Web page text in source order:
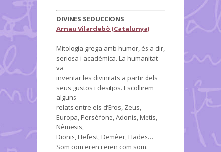
DIVINES SEDUCCIONS
Arnau Vilardebò (Catalunya)
Mitologia grega amb humor, és a dir,
seriosa i acadèmica. La humanitat
va
inventar les divinitats a partir dels
seus gustos i desitjos. Escollirem
alguns
relats entre els d’Eros, Zeus,
Europa, Persèfone, Adonis, Metis,
Nèmesis,
Dionis, Hefest, Demèer, Hades…
Som com eren i eren com som.